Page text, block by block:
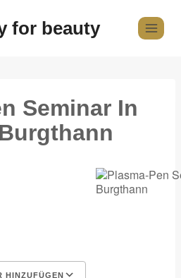
for beauty
Seminar In
HINZUFÜGEN